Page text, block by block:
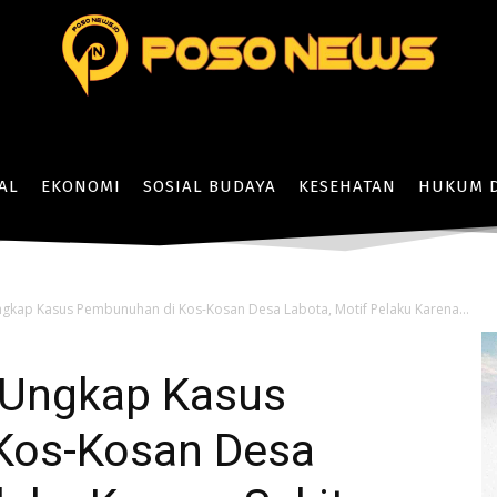
EKONOMI SOSIAL BUDAYA KESEHATAN HUKUM
Kasus Pembunuhan di Kos-Kosan Desa Labota, Motif Pelaku Karena...
Kasus
Kosan Desa